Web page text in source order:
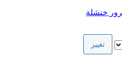
خنشلة